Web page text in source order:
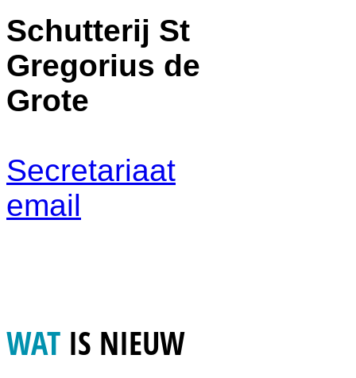
Schutterij St
Gregorius de
Grote
Secretariaat
email
WAT IS NIEUW